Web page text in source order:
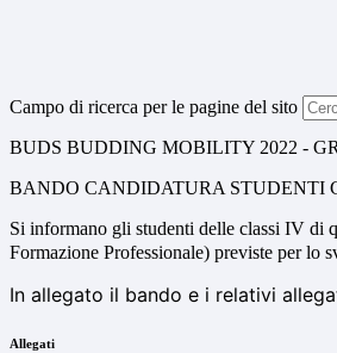
Campo di ricerca per le pagine del sito
BUDS BUDDING MOBILITY 2022 -
BANDO CANDIDATURA STUDENTI
Si informano gli studenti delle classi IV di
Formazione Professionale) previste per lo
In allegato il bando e i relativi
Allegati